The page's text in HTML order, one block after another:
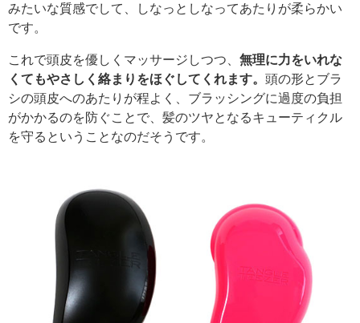
みたいな質感でして、しなっとしなってあたりが柔らかい
です。
これで頭皮を優しくマッサージしつつ、 無理に力をいれな
くてもやさしく絡まりをほぐしてくれます。 頭の形とブラ
シの頭皮へのあたりが程よく、ブラッシングに過度の負担
がかかるのを防ぐことで、髪のツヤとなるキューティクル
を守るということなのだそうです。